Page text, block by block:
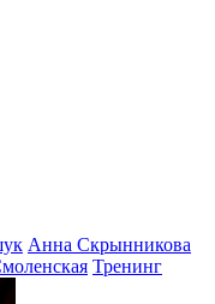
Анна Скрынникова
Тренинг